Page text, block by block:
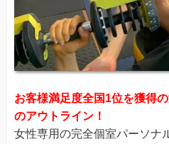
お客様満足度全国1位を獲得
のアウトライン！
女性専用の完全個室パーソナ